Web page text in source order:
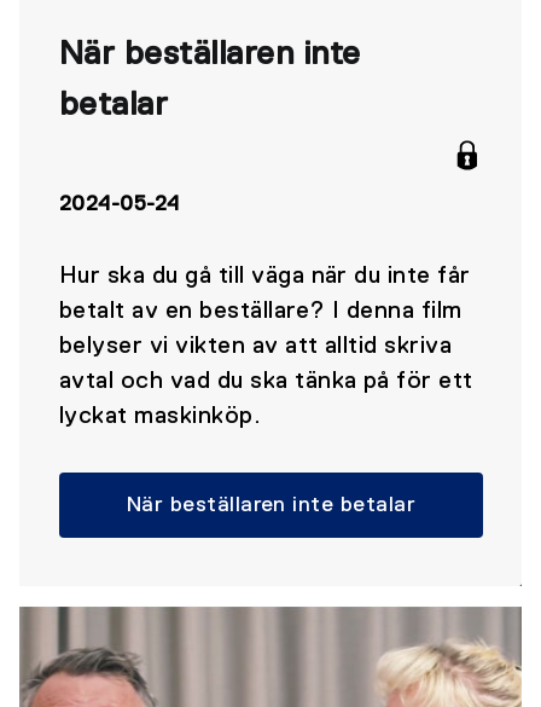
När beställaren inte
betalar
2024-05-24
Hur ska du gå till väga när du inte får
betalt av en beställare? I denna film
belyser vi vikten av att alltid skriva
avtal och vad du ska tänka på för ett
lyckat maskinköp.
När beställaren inte betalar